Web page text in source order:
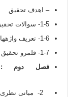
– اهدف تحقيق
1-5- سوالات تحقيق …… …..
1-6- تعريف واژه‏ها و اصطلاحات فني و تخصصی …….
1-7- قلمرو تحقیق
فصل دوم :
2- مبانی نظری پژوهش